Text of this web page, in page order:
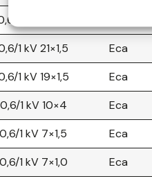
1 kV 19×1,0
1 kV 21×1,5 Eca
1 kV 19×1,5 Eca
1 kV 10×4 Eca
1 kV 7×1,5 Eca
1 kV 7×1,0 Eca